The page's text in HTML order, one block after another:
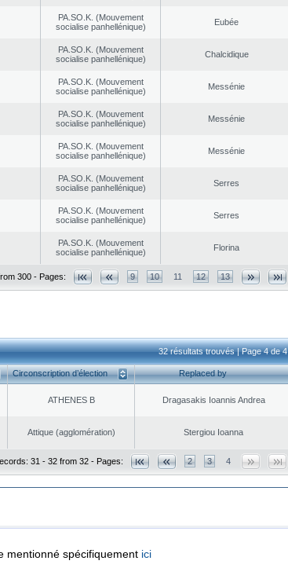
PA.SO.K. (Mouvement
socialise panhellénique)
Eubée
PA.SO.K. (Mouvement
socialise panhellénique)
Chalcidique
PA.SO.K. (Mouvement
socialise panhellénique)
Messénie
PA.SO.K. (Mouvement
socialise panhellénique)
Messénie
PA.SO.K. (Mouvement
socialise panhellénique)
Messénie
PA.SO.K. (Mouvement
socialise panhellénique)
Serres
PA.SO.K. (Mouvement
socialise panhellénique)
Serres
PA.SO.K. (Mouvement
socialise panhellénique)
Florina
300 - Pages: 9 10 11 12 13
32 résultats trouvés | Page 4 de 4
Circonscription d’élection Replaced by
ATHENES Β Dragasakis Ioannis Andrea
Αttique (agglomération) Stergiou Ioanna
31 - 32 from 32 - Pages: 2 3 4
mentionné spécifiquement ici